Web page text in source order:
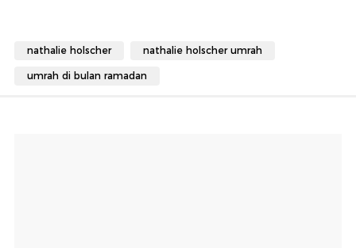
nathalie holscher nathalie holscher umrah
umrah di bulan ramadan